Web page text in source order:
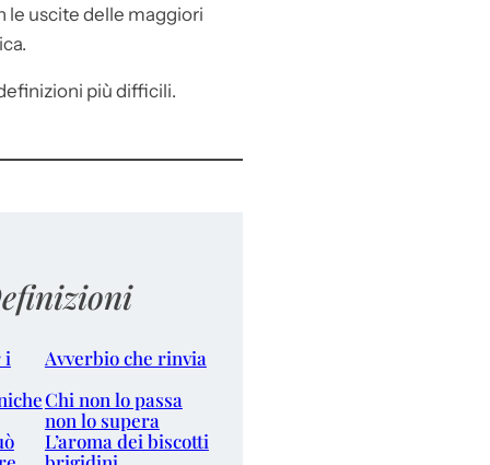
le uscite delle maggiori
più difficili.
i
Avverbio che rinvia
Chi non lo passa
non lo supera
L’aroma dei biscotti